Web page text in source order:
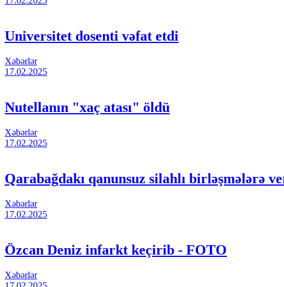
Universitet dosenti vəfat etdi
Xəbərlər
17.02.2025
Nutellanın "xaç atası" öldü
Xəbərlər
17.02.2025
Qarabağdakı qanunsuz silahlı birləşmələrə
Xəbərlər
17.02.2025
Özcan Deniz infarkt keçirib - FOTO
Xəbərlər